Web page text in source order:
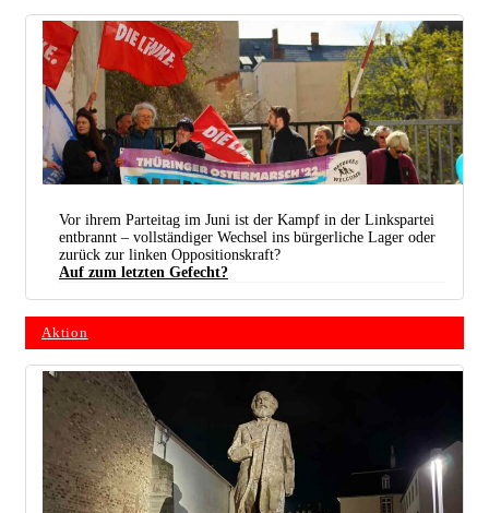
Mitglieder der Linkspartei auf dem Ostermarsch 2022 in Thüringen. (Foto: DIE LINKE.
Thüringen)
Vor ihrem Parteitag im Juni ist der Kampf in der Linkspartei
entbrannt – vollständiger Wechsel ins bürgerliche Lager oder
zurück zur linken Oppositionskraft?
Auf zum letzten Gefecht?
Aktion